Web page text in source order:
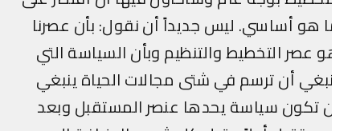
هو أساسي. ليس جديداً أن نقول: بأن عصرنا
عصر التخطيط والتنظيم وبأن السياسة التي
أن ترسم في شتى مجالات الحياة ينبغي
تكون سياسة يحدها عنصر المستقبل وبعد